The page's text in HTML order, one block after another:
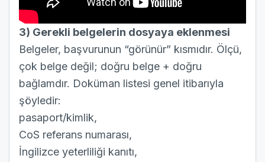
3) Gerekli belgelerin dosyaya eklenmesi
Belgeler, başvurunun “görünür” kısmıdır. Ölçü,
çok belge değil; doğru belge + doğru
bağlamdır. Doküman listesi genel itibarıyla
şöyledir:
pasaport/kimlik,
CoS referans numarası,
İngilizce yeterliliği kanıtı,